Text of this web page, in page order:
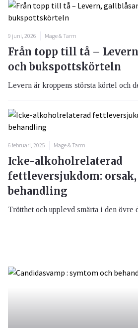
9 juni, 2026 Mage & Tarm
Från topp till tå –
och bukspottskörteln
Levern är kroppens största körtel och
6 februari, 2025 Mage & Tarm
Icke-alkoholrelaterad
fettleversjukdom:
behandling
Trötthet och upplevd smärta i den övre